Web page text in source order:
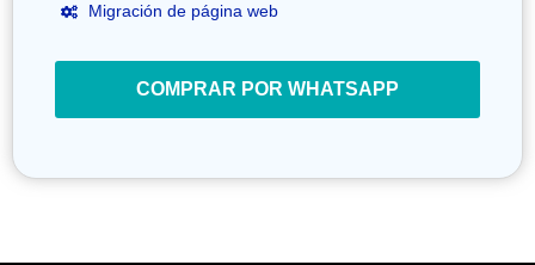
Migración de página web
COMPRAR POR WHATSAPP